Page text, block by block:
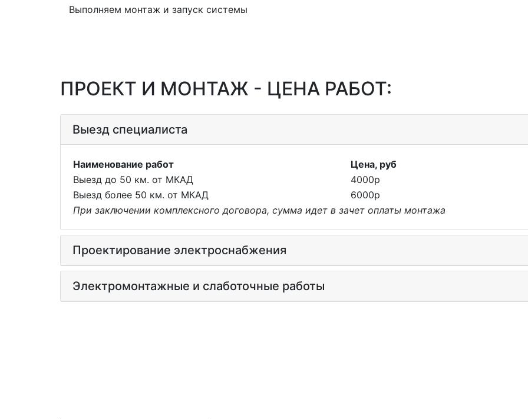
Выполняем монтаж и запуск системы
ПРОЕКТ И МОНТАЖ - ЦЕНА РАБОТ:
Выезд специалиста
Наименование работ
Цена, руб
Выезд до 50 км. от МКАД
4000р
Выезд более 50 км. от МКАД
6000р
При заключении комплексного договора, сумма идет в зачет оплаты монтажа
Проектирование электроснабжения
Электромонтажные и слаботочные работы